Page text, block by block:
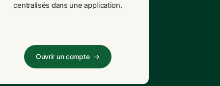
centralisés dans une application.
Ouvrir un compte →